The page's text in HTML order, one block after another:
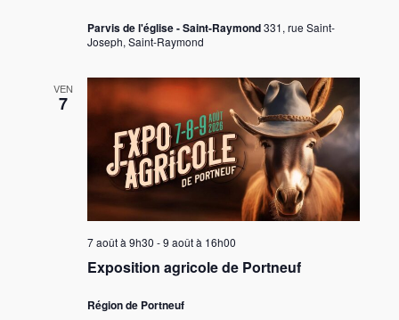
Parvis de l'église - Saint-Raymond331, rue Saint-
Joseph, Saint-Raymond
VEN
7
Exposition agricole de Portneuf
7 août à 9h30 -9 août à 16h00
Région de Portneuf